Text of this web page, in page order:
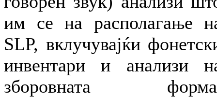
им се на располагање
SLP, вклучувајќи
инвентари и анализи
зборовната